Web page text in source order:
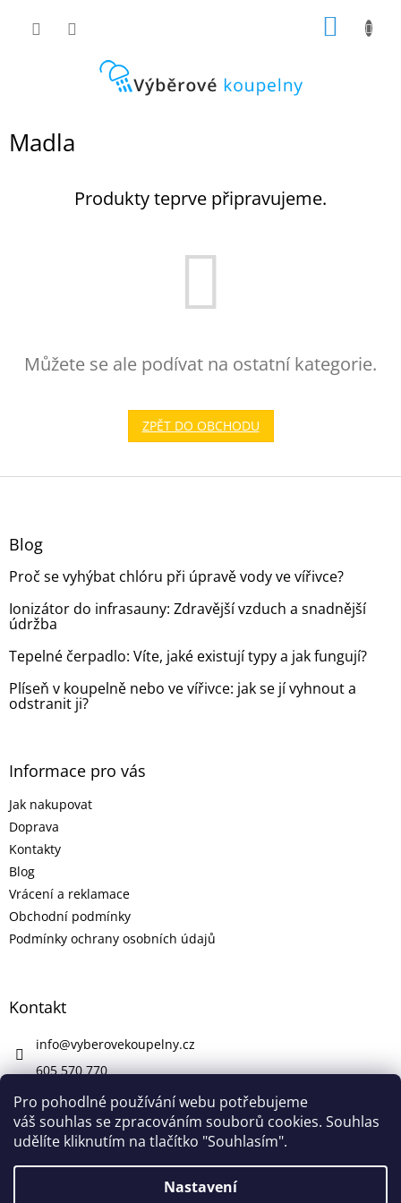
Pro pohodlné používání webu potřebujeme
váš souhlas se zpracováním souborů cookies. Souhlas
udělíte kliknutím na tlačítko "Souhlasím".
Nastavení
Madla
Produkty teprve připravujeme.
Můžete se ale podívat na ostatní kategorie.
ZPĚT DO OBCHODU
Z
Blog
Proč se vyhýbat chlóru při úpravě vody ve vířivce?
Ionizátor do infrasauny: Zdravější vzduch a snadnější
údržba
Tepelné čerpadlo: Víte, jaké existují typy a jak fungují?
Plíseň v koupelně nebo ve vířivce: jak se jí vyhnout a
odstranit ji?
Informace pro vás
Jak nakupovat
Doprava
Kontakty
Blog
Vrácení a reklamace
Obchodní podmínky
Podmínky ochrany osobních údajů
Kontakt
info@vyberovekoupelny.cz
605 570 770
https://www.facebook.com/vyberovekoupelny/